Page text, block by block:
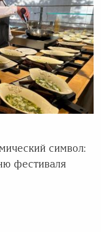
символ:
фестиваля